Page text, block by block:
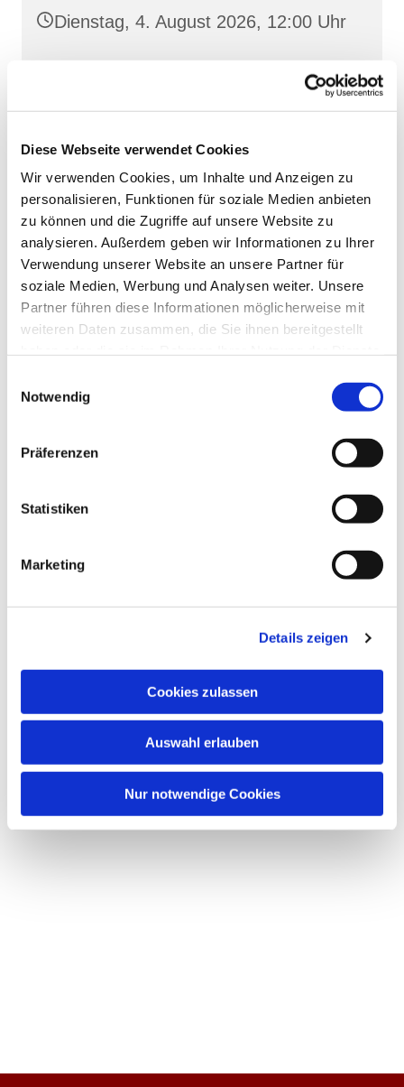
Diese Webseite verwendet Cookies
Wir verwenden Cookies, um Inhalte und Anzeigen zu
personalisieren, Funktionen für soziale Medien anbieten
zu können und die Zugriffe auf unsere Website zu
analysieren. Außerdem geben wir Informationen zu Ihrer
Verwendung unserer Website an unsere Partner für
soziale Medien, Werbung und Analysen weiter. Unsere
Partner führen diese Informationen möglicherweise mit
weiteren Daten zusammen, die Sie ihnen bereitgestellt
Notwendig
Präferenzen
Statistiken
Marketing
Details zeigen
Cookies zulassen
Auswahl erlauben
Nur notwendige Cookies
Dienstag, 4. August 2026, 12:00 Uhr